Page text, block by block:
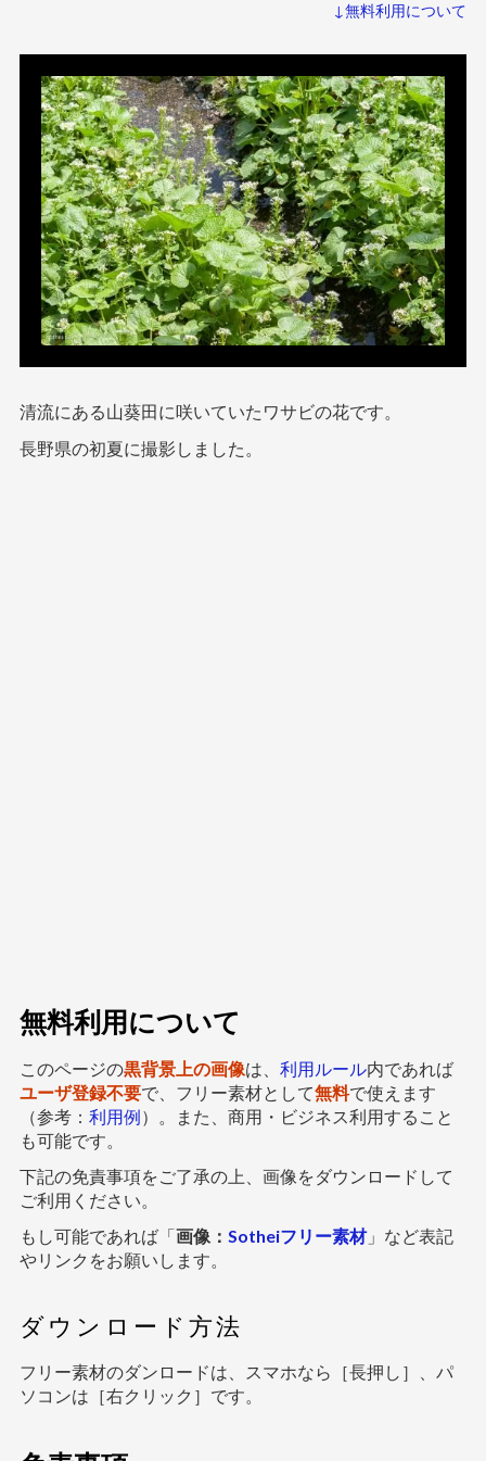
↓無料利用について
清流にある山葵田に咲いていたワサビの花です。
長野県の初夏に撮影しました。
無料利用について
このページの黒背景上の画像は、 利用ルール内であれば
ユーザ登録不要で、フリー素材として無料で使えます
（参考： 利用例）。また、商用・ビジネス利用すること
も可能です。
下記の免責事項をご了承の上、画像をダウンロードして
ご利用ください。
もし可能であれば「画像： Sotheiフリー素材」など表記
やリンクをお願いします。
ダウンロード方法
フリー素材のダンロードは、スマホなら［長押し］、パ
ソコンは［右クリック］です。